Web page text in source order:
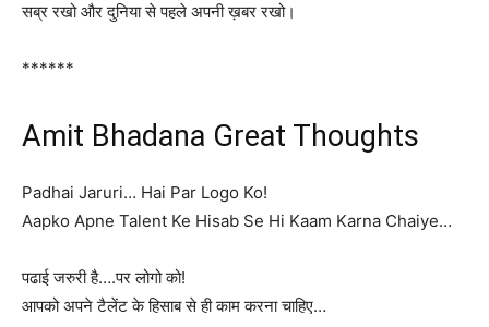
सब्र रखो और दुनिया से पहले अपनी ख़बर रखो।
******
Amit Bhadana Great Thoughts
Padhai Jaruri… Hai Par Logo Ko!
Aapko Apne Talent Ke Hisab Se Hi Kaam Karna Chaiye…
पढाई जरुरी है….पर लोगो को!
आपको अपने टैलेंट के हिसाब से ही काम करना चाहिए…